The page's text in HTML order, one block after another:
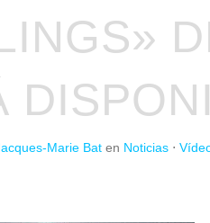
Marie Bat en Noticias ⋅